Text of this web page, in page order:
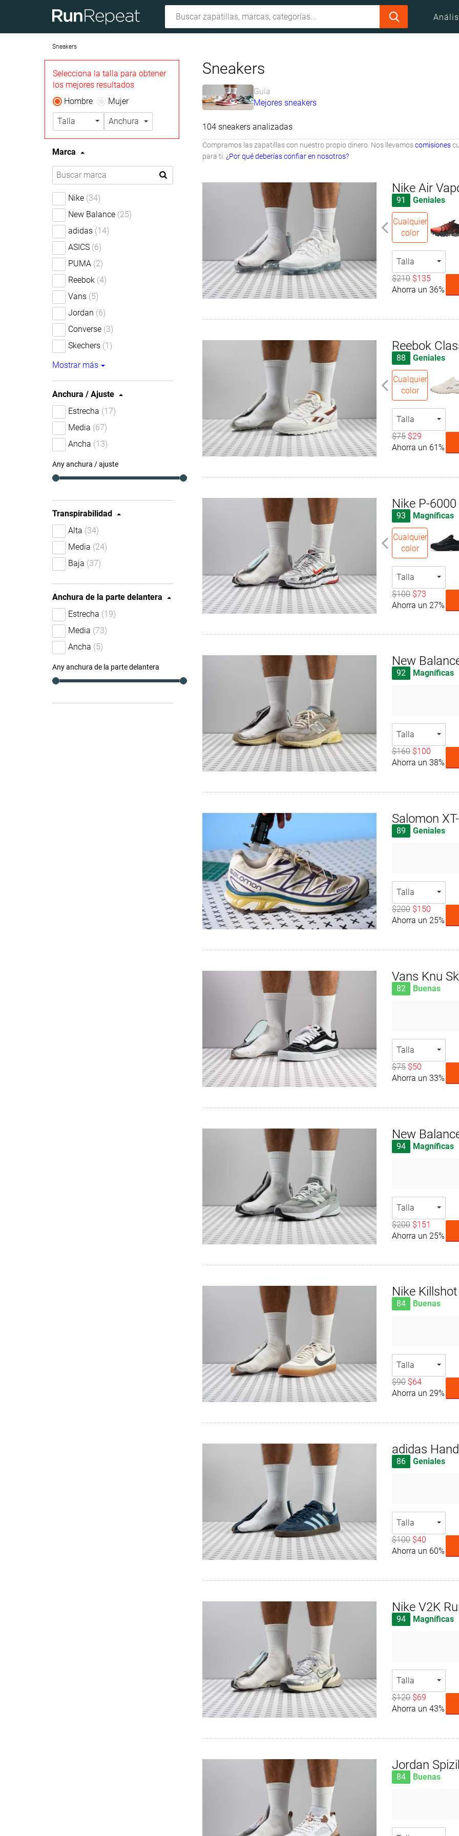
Sneakers
Selecciona la talla para obtener
los mejores resultados
Hombre
Mujer
Talla Anchura
Marca
Nike (34)
New Balance (25)
adidas (14)
ASICS (6)
PUMA (2)
Reebok (4)
Vans (5)
Jordan (6)
Converse (3)
Skechers (1)
Mostrar más
Anchura / Ajuste
Estrecha (17)
Media (67)
Ancha (13)
Any anchura / ajuste
Transpirabilidad
Alta (34)
Media (24)
Baja (37)
Anchura de la parte delantera
Estrecha (19)
Media (73)
Ancha (5)
Any anchura de la parte delantera
Sneakers
Guía
Mejores sneakers
104 sneakers analizadas
Compramos las zapatillas con nuestro propio dinero. Nos llevamoscomisiones
para ti. ¿Por qué deberías confiar en nosotros?
Nike Air
91 Geniales
Cualquier
color
Talla
$210 $135
Ahorra un 36%
Reebok
88 Geniales
Cualquier
color
Talla
$75 $29
Ahorra un 61%
Nike P-6000
93 Magníficas
Cualquier
color
Talla
$100 $73
Ahorra un 27%
New
92 Magníficas
Talla
$160 $100
Ahorra un 38%
Salomon
89 Geniales
Talla
$200 $150
Ahorra un 25%
Vans Knu
82 Buenas
Talla
$75 $50
Ahorra un 33%
New
94 Magníficas
Talla
$200 $151
Ahorra un 25%
Nike
84 Buenas
Talla
$90 $64
Ahorra un 29%
adidas
86 Geniales
Talla
$100 $40
Ahorra un 60%
Nike V2K
94 Magníficas
Talla
$120 $69
Ahorra un 43%
Jordan
84 Buenas